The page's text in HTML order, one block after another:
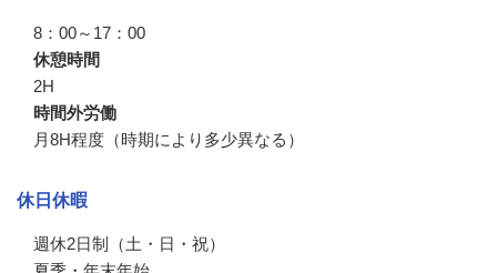
8：00～17：00
休憩時間
2H
時間外労働
月8H程度（時期により多少異なる）
休日休暇
週休2日制（土・日・祝）